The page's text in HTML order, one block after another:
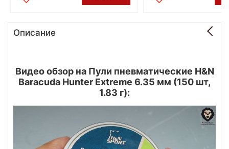
Описание
Видео обзор на Пули пневматические H&N
Baracuda Hunter Extreme 6.35 мм (150 шт,
1.83 г):